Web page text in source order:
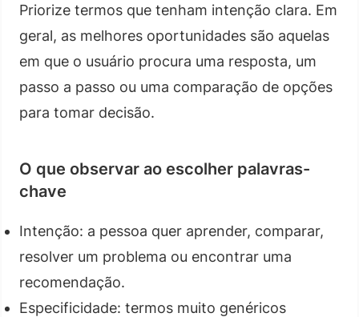
Priorize termos que tenham intenção clara. Em
geral, as melhores oportunidades são aquelas
em que o usuário procura uma resposta, um
passo a passo ou uma comparação de opções
para tomar decisão.
O que observar ao escolher palavras-
chave
Intenção: a pessoa quer aprender, comparar,
resolver um problema ou encontrar uma
recomendação.
Especificidade: termos muito genéricos